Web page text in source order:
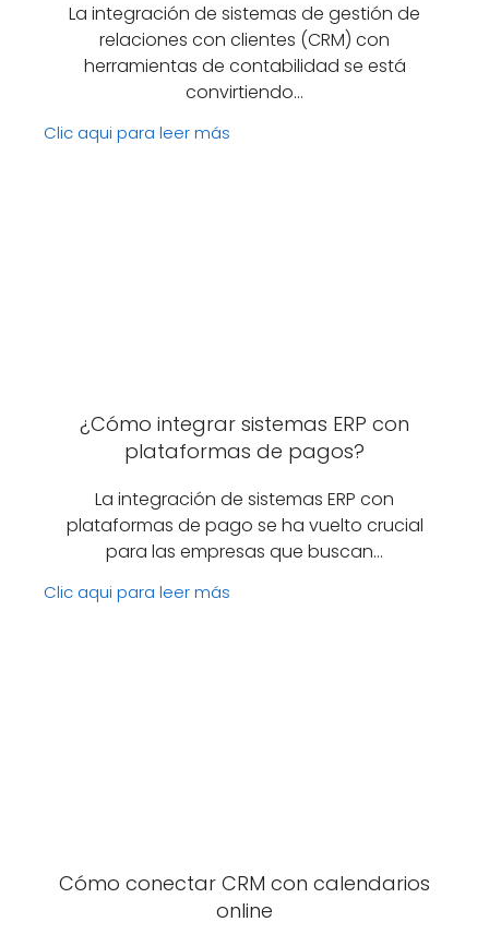
La integración de sistemas de gestión de
relaciones con clientes (CRM) con
herramientas de contabilidad se está
convirtiendo…
Clic aqui para leer más
¿Cómo integrar sistemas ERP con
plataformas de pagos?
La integración de sistemas ERP con
plataformas de pago se ha vuelto crucial
para las empresas que buscan…
Clic aqui para leer más
Cómo conectar CRM con calendarios
online